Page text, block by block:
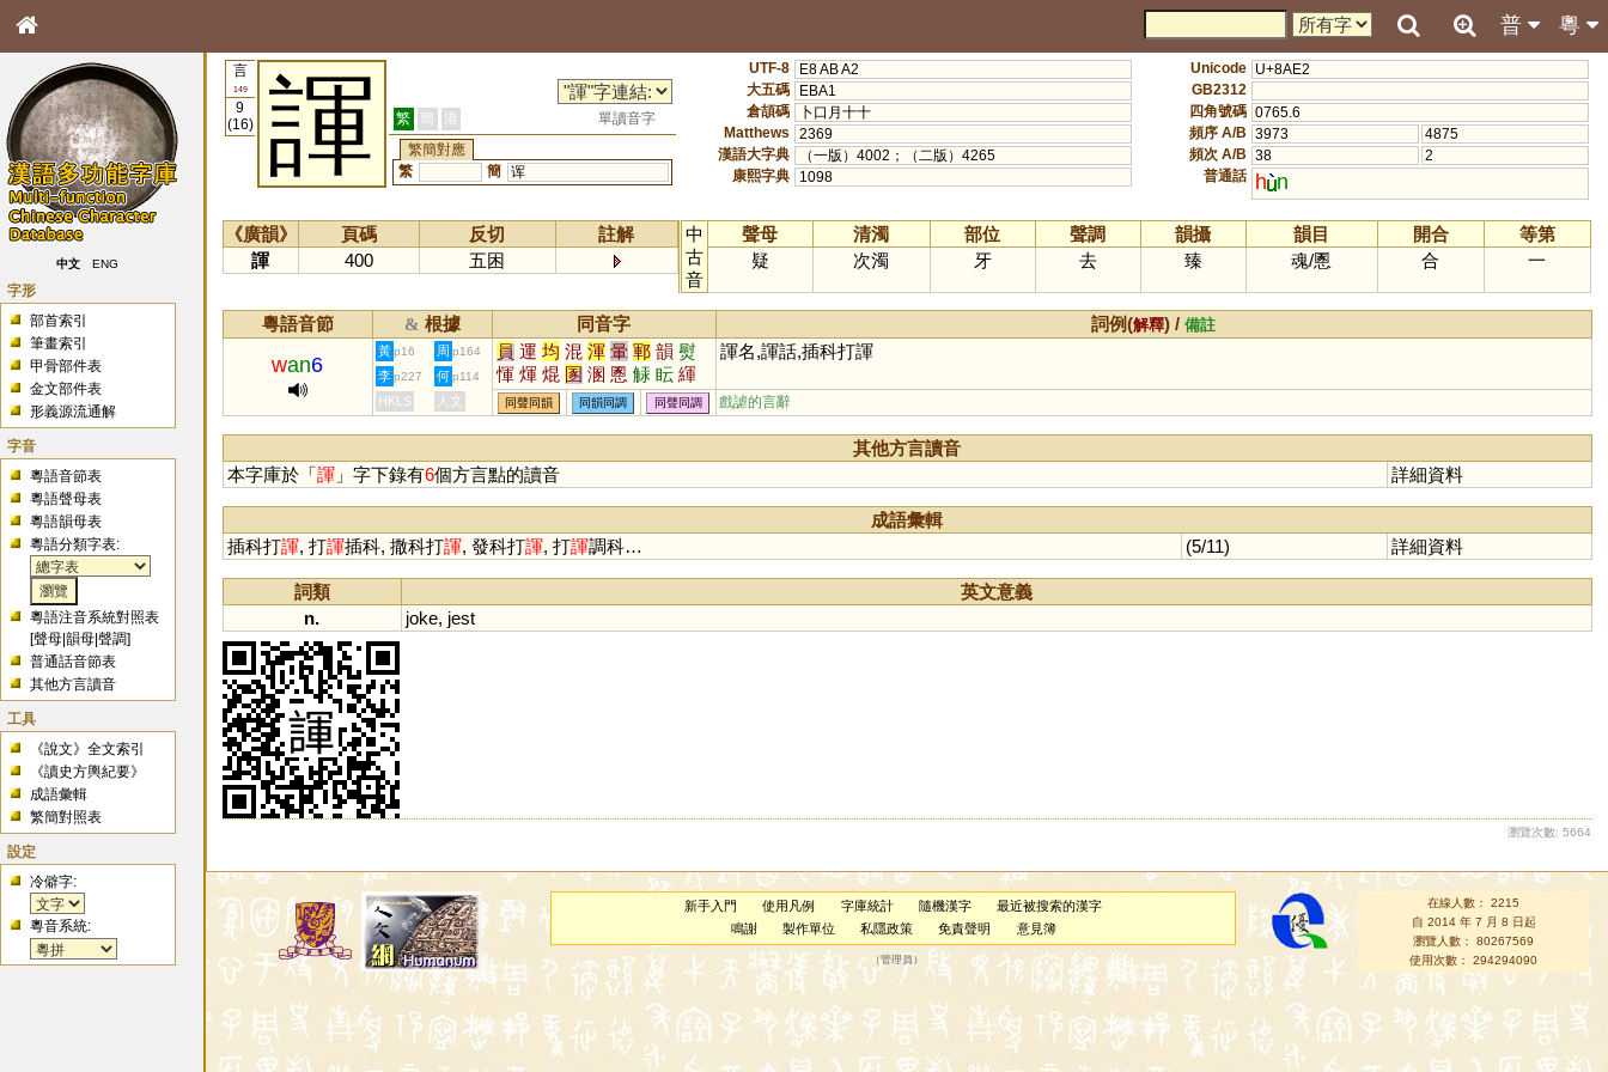
粵
普
中文 ENG
字形
部首索引
筆畫索引
甲骨部件表
金文部件表
形義源流通解
字音
粵語音節表
粵語聲母表
粵語韻母表
粵語分類字表:
粵語注音系統對照表
[聲母 |韻母 |聲調]
普通話音節表
其他方言讀音
工具
《說文》全文索引
《讀史方輿紀要》
成語彙輯
繁簡對照表
設定
冷僻字:
粵音系統:
言
149
9
(16)
諢 繁 簡 港
單讀音字
繁簡對應
繁
簡 诨
UTF-8
E8 AB A2
大五碼
EBA1
倉頡碼
卜口月十十
Matthews
2369
漢語大字典
（一版）4002；（二版）4265
康熙字典
1098
Unicode U+8AE2
GB2312
四角號碼 0765.6
頻序 A/B 3973
4875
頻次 A/B 38
2
普通話 h n
《廣韻》 頁碼 反切
註解
諢
400 五困
中
古
音
聲母 清濁 部位 聲調 韻攝 韻目 開合
等第
疑
次濁 牙 去 臻 魂/慁 合 一
粵語音節 & 根據 同音字 詞例(解釋) /備註
wan6
黃 p16 周 p164 員 運 均 混 渾 暈 鄆 韻 熨
惲 煇 焜 圂 溷 慁 觨 眃 緷
倱 顐 韗 餫 掍
諢名,諢話,插科打諢
李 p227 何 p114
HKLS 人文 同聲同韻 同韻同調 同聲同調 戲謔的言辭
其他方言讀音
本字庫於「諢」字下錄有6個方言點的讀音 詳細資料
成語彙輯
插科打諢, 打諢插科, 撒科打諢, 發科打諢, 打諢調科… (5/11) 詳細資料
詞類
英文意義
n.
joke, jest
瀏覽次數: 5664
新手入門 使用凡例 字庫統計 隨機漢字
最近被搜索的漢字
鳴謝
製作單位 私隱政策 免責聲明 意見簿
（管理員 ）
在線人數： 2215
自 2014 年 7 月 8 日起
瀏覽人數： 80267569
使用次數： 294294090